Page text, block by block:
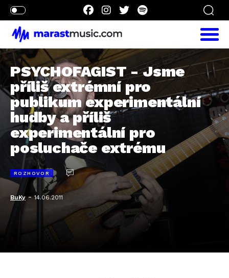
PSYCHOFAGIST - Jsme
příliš extrémní pro
publikum experimentální
hudby a příliš
experimentální pro
posluchače extrému
ROZHOVOR
BuKy-14.06.2011